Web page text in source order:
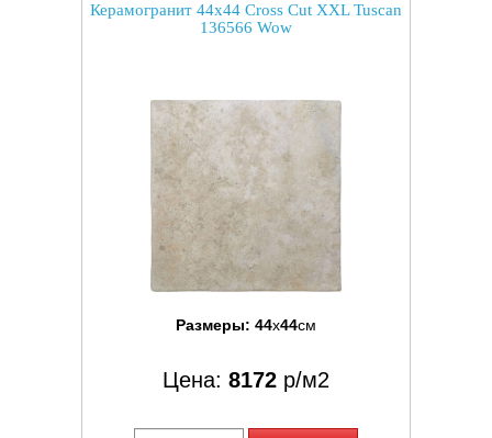
Керамогранит 44x44 Cross Cut XXL Tuscan
136566 Wow
Размеры: 44x44см
Цена: 8172 р/м2